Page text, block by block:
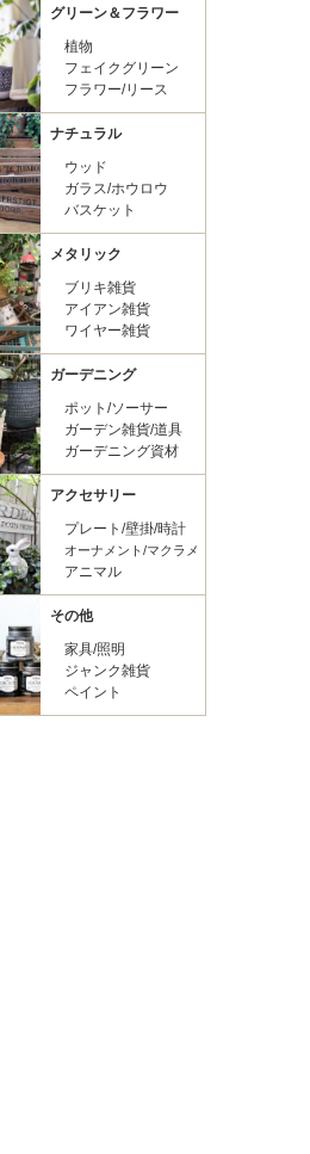
グリーン＆フラワー
植物
フェイクグリーン
フラワー/リース
ナチュラル
ウッド
ガラス/ホウロウ
バスケット
メタリック
ブリキ雑貨
アイアン雑貨
ワイヤー雑貨
ガーデニング
ポット/ソーサー
ガーデン雑貨/道具
ガーデニング資材
アクセサリー
プレート/壁掛/時計
オーナメント/マクラメ
アニマル
その他
家具/照明
ジャンク雑貨
ペイント